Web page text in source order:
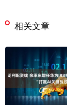
相关文章